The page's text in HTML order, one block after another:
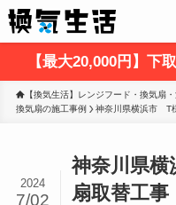
【最大20,000円】下
【換気生活】レンジフード・換気扇
換気扇の施工事例
神奈川県横浜市　T
神奈川県
扇取替工
2024
7/02